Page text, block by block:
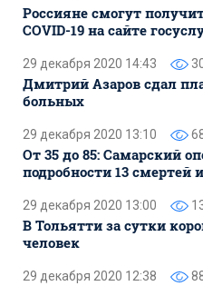
Россияне смогут
COVID-19 на сайте
29 декабря 2020 14:43
Дмитрий Азаров сдал
больных
29 декабря 2020 13:10
От 35 до 85: Самарский
подробности 13 смертей
29 декабря 2020 13:00
В Тольятти за сутки
человек
29 декабря 2020 12:38